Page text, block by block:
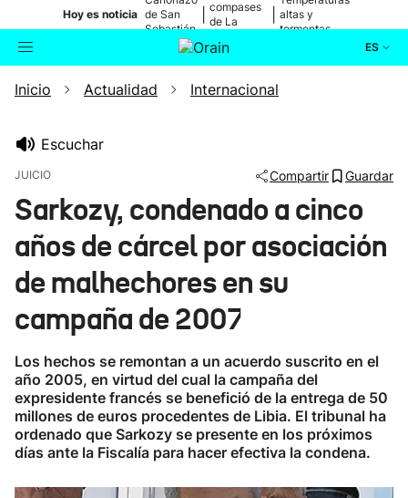
Hoy es noticia de San
Sebastián
compases
de La
altas y
tormentas
ES
Buscador Actualidad
Ikusmiran
Eguraldia
Inicio Actualidad Internacional
Escuchar
JUICIO Compartir Guardar
Sarkozy, condenado a cinco
años de cárcel por asociación
de malhechores en su
campaña de 2007
Los hechos se remontan a un acuerdo suscrito en el
año 2005, en virtud del cual la campaña del
expresidente francés se benefició de la entrega de 50
millones de euros procedentes de Libia. El tribunal ha
ordenado que Sarkozy se presente en los próximos
días ante la Fiscalía para hacer efectiva la condena.